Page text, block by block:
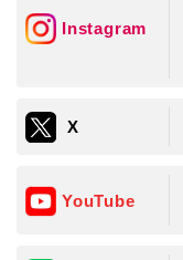
①共同して利用さ
②共同して利用する
③共同利用する者
Instagram
X
YouTube